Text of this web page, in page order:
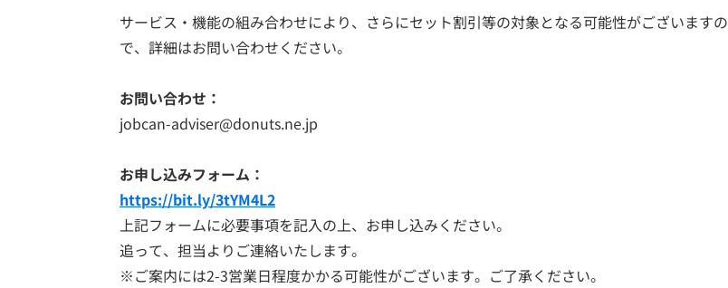
サービス・機能の組み合わせにより、さらにセット割引等の対象となる可能性がございますの
で、詳細はお問い合わせください。
お問い合わせ：
jobcan-adviser@donuts.ne.jp
お申し込みフォーム：
https://bit.ly/3tYM4L2
上記フォームに必要事項を記入の上、お申し込みください。
追って、担当よりご連絡いたします。
※ご案内には2-3営業日程度かかる可能性がございます。ご了承ください。